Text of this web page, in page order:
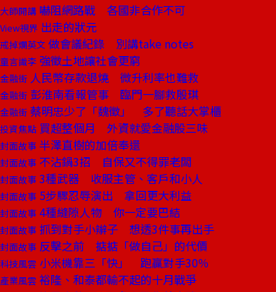
大師開講 嚇阻網路戰 各國非合作不可
View視界 出走的狀元
戒掉爛英文 做會議紀錄 別講take notes
童言識李 強徵土地讓社會更窮
金融街 人民幣存款退燒 微升利率也難救
金融街 彭淮南看報管事 臨門一腳救殷琪
金融街 蔡明忠少了「魏徵」 多了聽話大掌櫃
投資焦點 買超整個月 外資就愛金融股三味
封面故事 半澤直樹的加倍奉還
封面故事 不沾鍋3招 自保又不得罪老闆
封面故事 3種武器 收服主管、客戶和小人
封面故事 5步驟忍辱演出 拿回更大利益
封面故事 4種縫隙人物 你一定要巴結
封面故事 抓到對手小辮子 想透3件事再出手
封面故事 反擊之前 掂掂「做自己」的代價
科技風雲 小米機靠三「快」 跑贏對手30％
產業風雲 裕隆、和泰都輸不起的十月戰爭